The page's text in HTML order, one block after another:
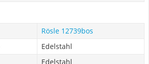
Rösle 12739bos
Edelstahl
Edelstahl